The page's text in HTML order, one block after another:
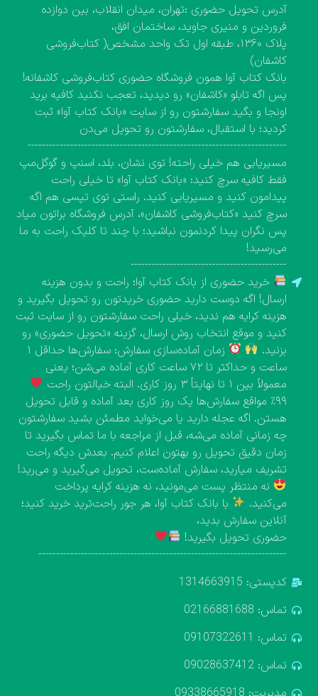
آدرس تحویل حضوری :تهران، میدان انقلاب، بین دوازده
فروردین و منیری جاوید، ساختمان افق،
پلاک ۱۳۶۰، طبقه اول تک واحد مشخص( کتاب‌فروشی
کاشفان)
بانک کتاب آوا همون فروشگاه حضوری کتاب‌فروشی کاشفانه!
پس اگه تابلو «کاشفان» رو دیدید، تعجب نکنید کافیه برید
اونجا و بگید سفارشتون رو از سایت «بانک کتاب آوا» ثبت
کردید؛ با استقبال، سفارشتون رو تحویل می‌دن
-------------------------------------------------------------------------
مسیریابی هم خیلی راحته! توی نشان، بلد، اسنپ و گوگل‌مپ
فقط کافیه سرچ کنید: «بانک کتاب آوا» تا خیلی راحت
پیدامون کنید و مسیریابی کنید. راستی توی تپسی هم اگه
سرچ کنید «کتاب‌فروشی کاشفان»، آدرس فروشگاه براتون میاد
پس نگران پیدا کردنمون نباشید؛ با چند تا کلیک راحت به ما
می‌رسید!
--------------------------------------------
خرید حضوری از بانک کتاب آوا؛ راحت و بدون هزینه
ارسال! اگه دوست دارید حضوری خریدتون رو تحویل بگیرید و
هزینه کرایه هم ندید، خیلی راحت سفارشتون رو از سایت ثبت
کنید و موقع انتخاب روش ارسال، گزینه «تحویل حضوری» رو
بزنید.
زمان آماده‌سازی سفارش: سفارش‌ها حداقل ۱
ساعت و حداکثر تا ۷۲ ساعت کاری آماده می‌شن؛ یعنی
معمولاً بین ۱ تا نهایتاً ۳ روز کاری. البته خیالتون راحت
۹۹٪ مواقع سفارش‌ها یک روز کاری بعد آماده و قابل تحویل
هستن. اگه عجله دارید یا می‌خواید مطمئن بشید سفارشتون
چه زمانی آماده می‌شه، قبل از مراجعه با ما تماس بگیرید تا
زمان دقیق تحویل رو بهتون اعلام کنیم. بعدش دیگه راحت
تشریف میارید، سفارش آماده‌ست، تحویل می‌گیرید و می‌رید!
نه منتظر پست می‌مونید، نه هزینه کرایه پرداخت
می‌کنید.
با بانک کتاب آوا، هر جور راحت‌ترید خرید کنید؛
آنلاین سفارش بدید،
حضوری تحویل بگیرید!
----------------------------------------------------------------------
کدپستی: 1314663915
تماس: 02166881688
تماس: 09107322611
تماس: 09028637412